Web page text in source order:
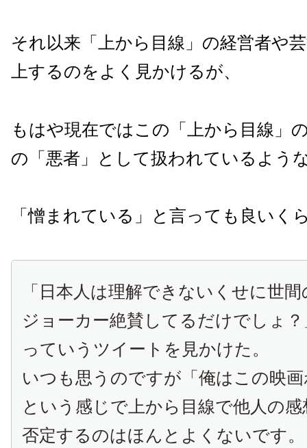
それ以来「上から目線」の経営者や
上するのをよく見かけるが、
もはや現在ではこの「上から目線」
の「悪者」として扱われているよう
「憎まれている」と言っても良いく
「日本人は理解できないくせに世
ジョーカー絶賛してるだけでしょ
っていうツイートを見かけた。
いつも思うのですが「俺はこの映
という感じで上から目線で他人の
否定するのはほんとよくないです。